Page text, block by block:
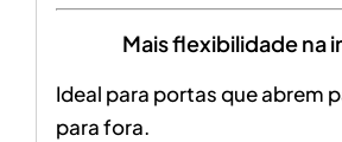
Mais flexibilidade na
Ideal para portas que abrem
para fora.